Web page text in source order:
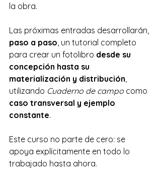
la obra.
Las próximas entradas desarrollarán,
paso a paso, un tutorial completo
para crear un fotolibro desde su
concepción hasta su
materialización y distribución,
utilizando Cuaderno de campo como
caso transversal y ejemplo
constante.
Este curso no parte de cero: se
apoya explícitamente en todo lo
trabajado hasta ahora.